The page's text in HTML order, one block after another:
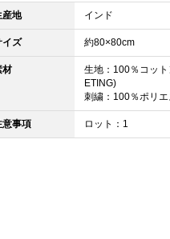
産地 インド
イズ 約80×80cm
材
生地：100％コット
ETING)
刺繍：100％ポリ
意事項 ロット：1